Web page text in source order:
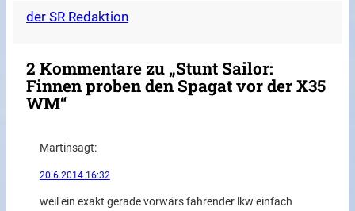
der SR Redaktion
2 Kommentare zu „Stunt Sailor:
Finnen proben den Spagat vor der X35
WM“
Martinsagt:
20.6.2014 16:32
weil ein exakt gerade vorwärs fahrender lkw einfach